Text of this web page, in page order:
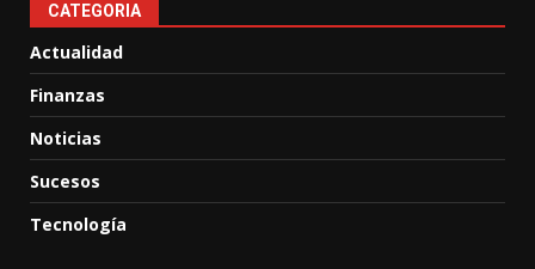
CATEGORIA
Actualidad
Finanzas
Noticias
Sucesos
Tecnología